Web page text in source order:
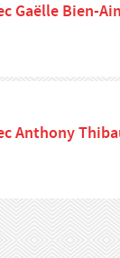
Gaëlle Bien-
Anthony